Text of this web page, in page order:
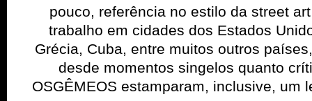
pouco, referência no estilo da street
trabalho em cidades dos Estados
Grécia, Cuba, entre muitos outros
desde momentos singelos quanto
OSGÊMEOS estamparam, inclusive, um